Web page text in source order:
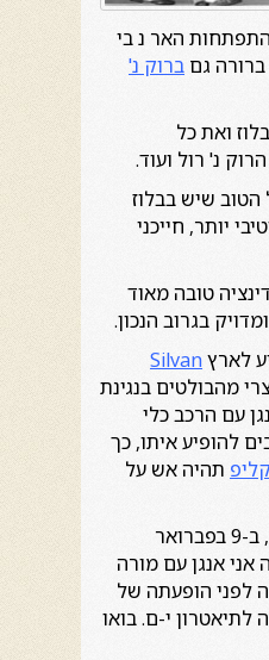
התפתחות האר נ בי
גם ברוק נ'
ואת כל
נ' רול ועוד.
הטוב שיש בבלוז
יותר, חייכני
טובה מאוד
בגרוב הנכון.
לארץSilvan
מהבולטים בנגינת
עם הרכב כלי
להופיע איתו, כך
קליפ תהיה אש על
דרך אגב מי שמעוניין, ב-9 בפברואר
אני אנגן עם מורה
לפני הופעתה של
לתיאטרון י-ם. בואו